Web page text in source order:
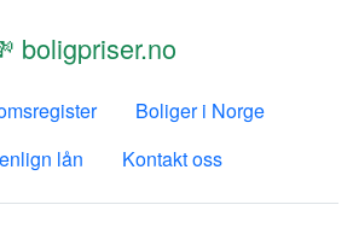
boligpriser.no
Boliger i Norge
lån
Kontakt oss